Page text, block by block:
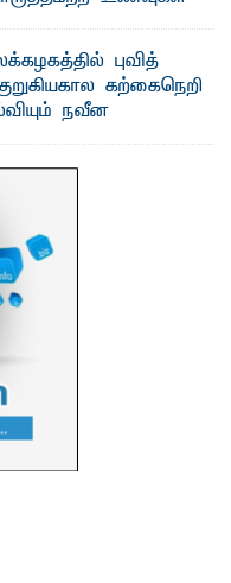
பகுதியில்
...
புவித்
கற்கைநெறி
நவீன